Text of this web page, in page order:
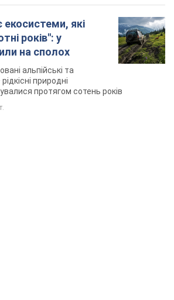
екосистеми, які
років": у
на сполох
альпійські та
природні
протягом сотень років